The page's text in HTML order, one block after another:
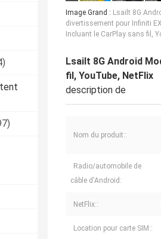
Image Grand : Lsailt 8G
divertissement pour Infiniti
Incluant le CarPlay sans fil,
Lsailt 8G Android
fil, YouTube, NetFlix
description de
Nom du produit::
Radio/automobile de
câble d'Android:
NetFlix::
Location pour carte SIM::